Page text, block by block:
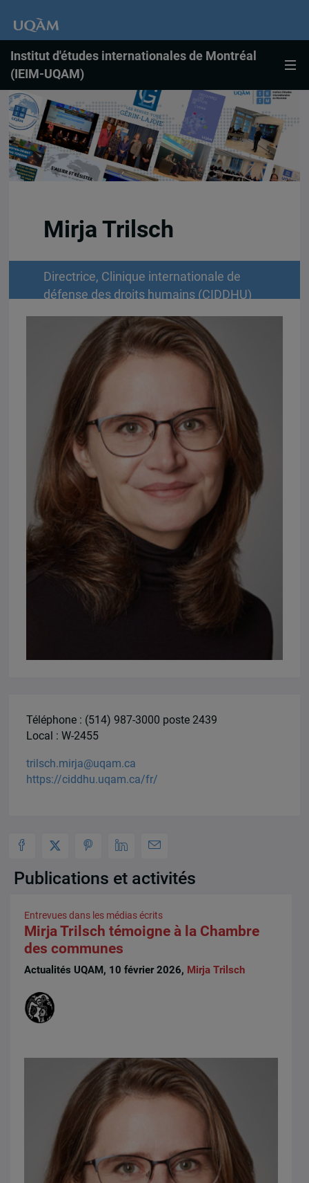
Institut d'études internationales de Montréal
(IEIM-UQAM)
Mirja Trilsch
Directrice, Clinique internationale de
défense des droits humains (CIDDHU)
Téléphone : (514) 987-3000 poste 2439
Local : W-2455
trilsch.mirja@uqam.ca
https://ciddhu.uqam.ca/fr/
Publications et activités
Entrevues dans les médias écrits
Mirja Trilsch témoigne à la Chambre
des communes
Actualités UQAM, 10 février 2026, Mirja Trilsch